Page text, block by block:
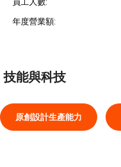
年度營業額:
技能與科技
原創設計生產能力